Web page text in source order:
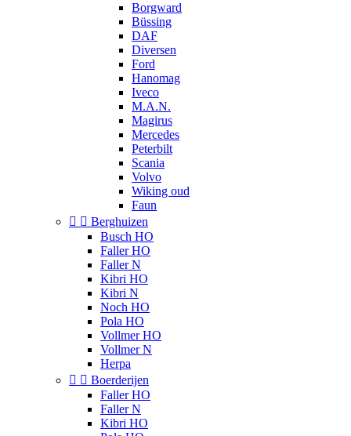
Borgward
Büssing
DAF
Diversen
Ford
Hanomag
Iveco
M.A.N.
Magirus
Mercedes
Peterbilt
Scania
Volvo
Wiking oud
Faun
  Berghuizen
Busch HO
Faller HO
Faller N
Kibri HO
Kibri N
Noch HO
Pola HO
Vollmer HO
Vollmer N
Herpa
  Boerderijen
Faller HO
Faller N
Kibri HO